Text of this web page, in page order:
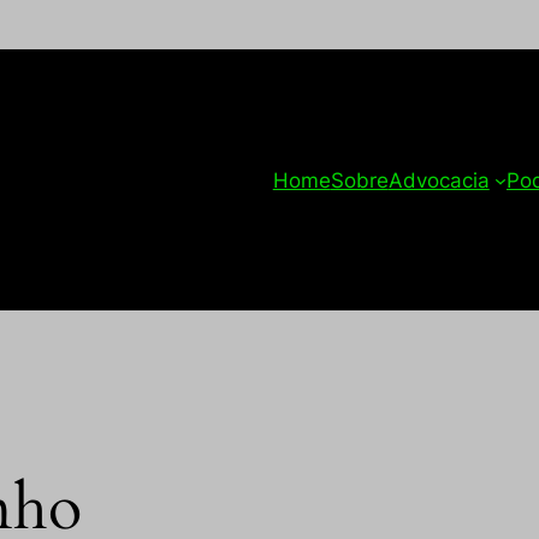
HomeSobreAdvocacia